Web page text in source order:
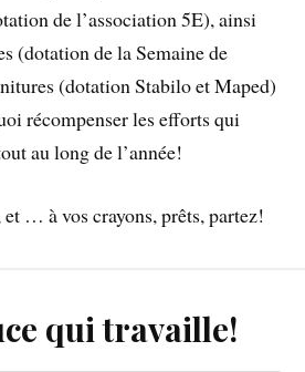
de l’association 5E), ainsi
(dotation de la Semaine de
(dotation Stabilo et Maped)
récompenser les efforts qui
au long de l’année!
et … à vos crayons, prêts, partez!
qui travaille!